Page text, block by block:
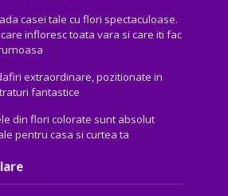
casei tale cu flori spectaculoase.
infloresc toata vara si care iti fac
extraordinare, pozitionate in
fantastice
din flori colorate sunt absolut
pentru casa si curtea ta